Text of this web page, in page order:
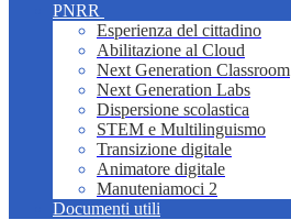
PNRR
Esperienza del cittadino
Abilitazione al Cloud
Next Generation Classroom
Next Generation Labs
Dispersione scolastica
STEM e Multilinguismo
Transizione digitale
Animatore digitale
Manuteniamoci 2
Documenti utili